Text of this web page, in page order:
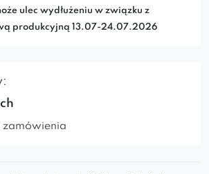
ulec wydłużeniu w związku z
produkcyjną 13.07-24.07.2026
zamówienia